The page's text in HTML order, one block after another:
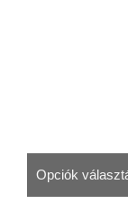
Opciók